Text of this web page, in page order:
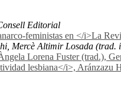
Editorial
feministas en </i>La
Mercè Altimir Losada (trad.
Lorena Fuster (trad.),
lesbiana</i>, Aránzazu